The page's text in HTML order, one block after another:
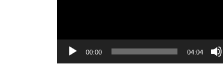
00:00 04:04